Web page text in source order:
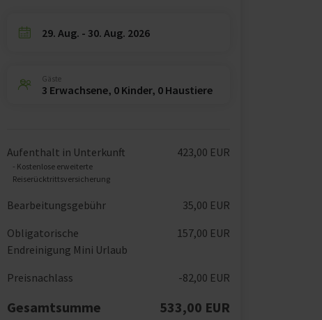
29. Aug. - 30. Aug. 2026
Gäste
3 Erwachsene, 0 Kinder, 0 Haustiere
Aufenthalt in Unterkunft
- Kostenlose erweiterte
Reiserücktrittsversicherung
423,00 EUR
Bearbeitungsgebühr
35,00 EUR
Obligatorische
Endreinigung Mini Urlaub
157,00 EUR
Preisnachlass -82,00 EUR
Gesamtsumme 533,00 EUR